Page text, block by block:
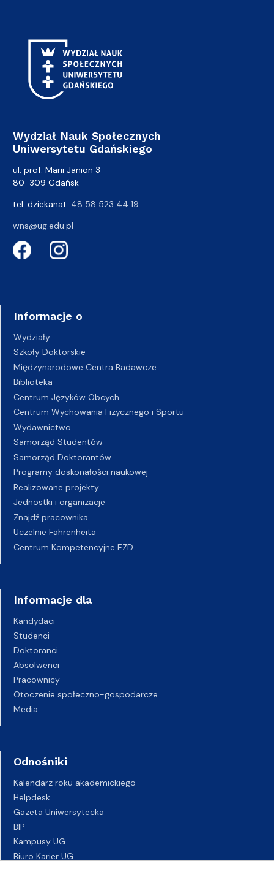
Wydział Nauk Społecznych
Uniwersytetu Gdańskiego
ul. prof. Marii Janion 3
80-309 Gdańsk
tel. dziekanat: 48 58 523 44 19
wns@ug.edu.pl
Informacje o
Wydziały
Szkoły Doktorskie
Międzynarodowe Centra Badawcze
Biblioteka
Centrum Języków Obcych
Centrum Wychowania Fizycznego i Sportu
Wydawnictwo
Samorząd Studentów
Samorząd Doktorantów
Programy doskonałości naukowej
Realizowane projekty
Jednostki i organizacje
Znajdź pracownika
Uczelnie Fahrenheita
Centrum Kompetencyjne EZD
Informacje dla
Kandydaci
Studenci
Doktoranci
Absolwenci
Pracownicy
Otoczenie społeczno-gospodarcze
Media
Odnośniki
Kalendarz roku akademickiego
Helpdesk
Gazeta Uniwersytecka
BIP
Kampusy UG
Biuro Karier UG